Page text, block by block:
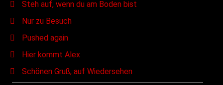
Steh auf, wenn du am Boden bist
Nur zu Besuch
Pushed again
Hier kommt Alex
Schönen Gruß, auf Wiedersehen